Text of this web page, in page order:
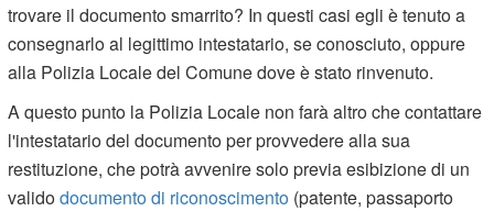
trovare il documento smarrito? In questi casi egli è tenuto a
consegnarlo al legittimo intestatario, se conosciuto, oppure
alla Polizia Locale del Comune dove è stato rinvenuto.
A questo punto la Polizia Locale non farà altro che contattare
l'intestatario del documento per provvedere alla sua
restituzione, che potrà avvenire solo previa esibizione di un
validodocumento di riconoscimento (patente, passaporto